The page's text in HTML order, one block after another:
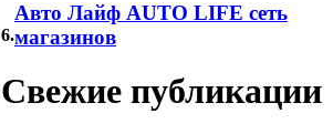
6.
Авто Лайф AUTO LIFE сеть
магазинов
Свежие публикации